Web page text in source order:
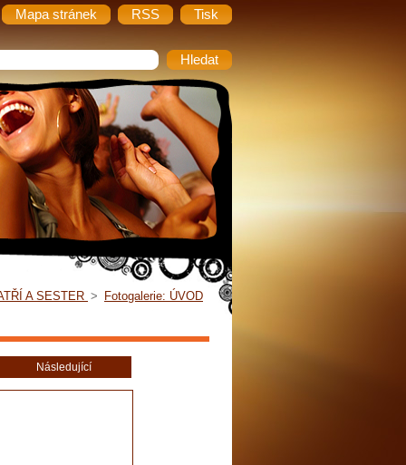
Mapa stránek RSS Tisk
A SESTER > Fotogalerie: ÚVOD
Následující